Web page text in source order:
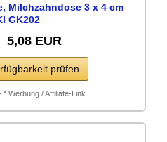
Milchzahndose 3 x 4 cm
GK202
5,08 EUR
prüfen
Werbung / Affiliate-Link